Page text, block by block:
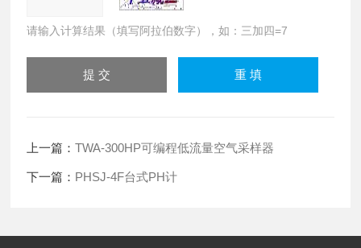
请输入计算结果（填写阿拉伯数字），如：三加四=7
上一篇：TWA-300HP可编程低流量空气采样器
下一篇： PHSJ-4F台式PH计